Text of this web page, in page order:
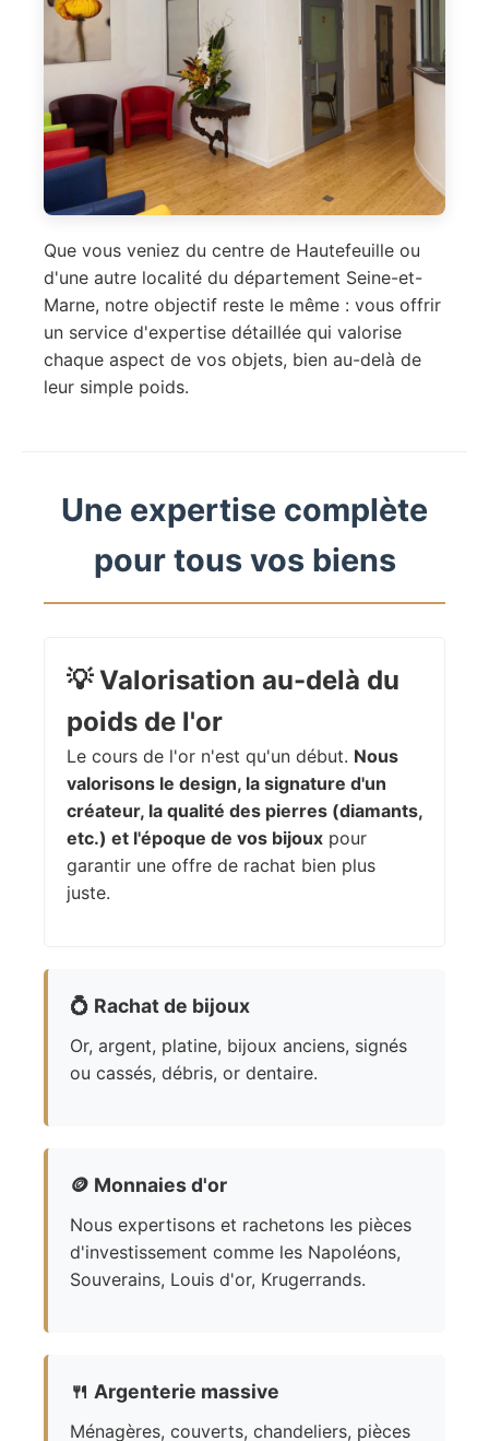
Que vous veniez du centre de Hautefeuille ou
d'une autre localité du département Seine-et-
Marne, notre objectif reste le même : vous offrir
un service d'expertise détaillée qui valorise
chaque aspect de vos objets, bien au-delà de
leur simple poids.
Une expertise complète
pour tous vos biens
💡Valorisation au-delà du
poids de l'or
Le cours de l'or n'est qu'un début. Nous
valorisons le design, la signature d'un
créateur, la qualité des pierres (diamants,
etc.) et l'époque de vos bijoux pour
garantir une offre de rachat bien plus
juste.
💍 Rachat de bijoux
Or, argent, platine, bijoux anciens, signés
ou cassés, débris, or dentaire.
🪙 Monnaies d'or
Nous expertisons et rachetons les pièces
d'investissement comme les Napoléons,
Souverains, Louis d'or, Krugerrands.
🍴 Argenterie massive
Ménagères, couverts, chandeliers, pièces